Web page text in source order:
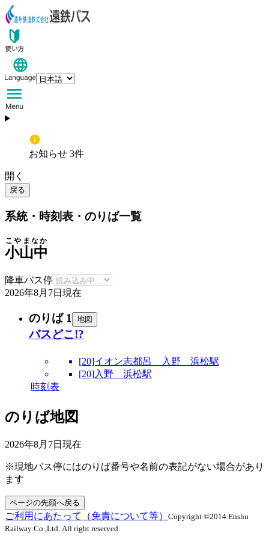
お知らせ 3件
開く
戻る
系統・時刻表・のりば一覧
小山中
こやまなか
降車バス停
2026年8月7日 現在
のりば 1 地図
バスどこ!?
[20]イオン志都呂 入野 浜松駅
[20]入野 浜松駅
時刻表
のりば地図
2026年8月7日 現在
※現地バス停にはのりば番号や名前の表記がない場合があり
ます
ページの先頭へ戻る
ご利用にあたって（免責について等） Copyright ©2014 Enshu
Railway Co.,Ltd. All right reserved.